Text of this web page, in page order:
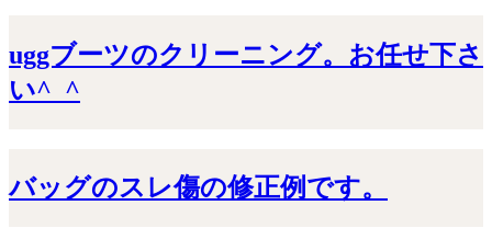
uggブーツのクリーニング。お任せ下さ
い^_^
バッグのスレ傷の修正例です。